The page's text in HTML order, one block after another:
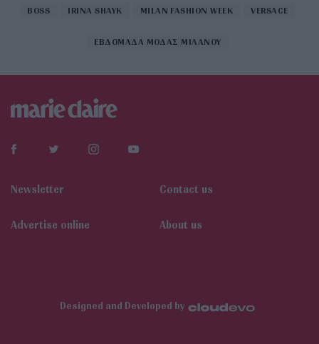
BOSS IRINA SHAYK MILAN FASHION WEEK VERSACE
ΕΒΔΟΜΑΔΑ ΜΟΔΑΣ ΜΙΛΑΝΟΥ
Newsletter Contact us
Αdvertise online About us
Designed and Developed by